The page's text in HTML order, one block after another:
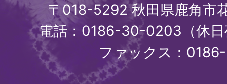
〒018-5292 秋田県鹿角市
電話：0186-30-0203（休
ファックス：